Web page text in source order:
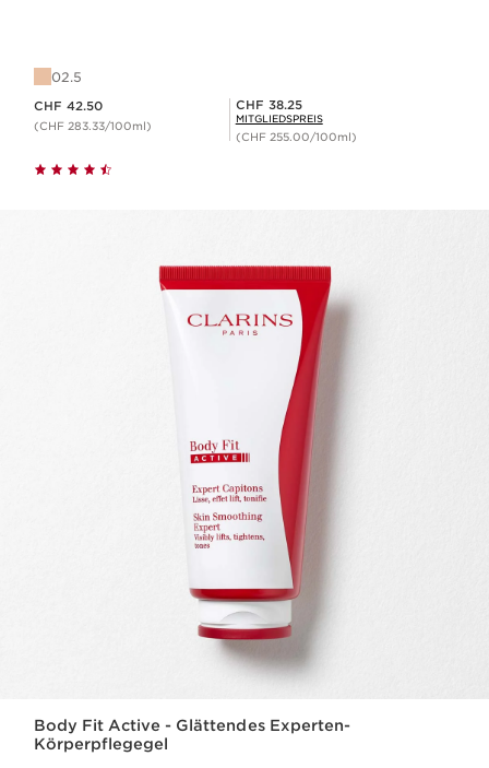
02.5
CHF 42.50
(CHF 283.33/100ml)
Mitgliederpreis CHF 38.25
CHF 38.25
MITGLIEDSPREIS
(CHF 255.00/100ml)
Body Fit Active - Glättendes Experten-
Körperpflegegel